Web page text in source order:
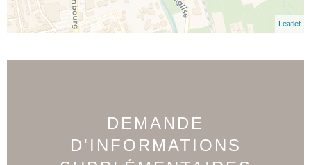
Leaflet
DEMANDE
D'INFORMATIONS